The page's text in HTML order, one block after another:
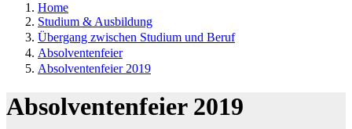
Home
Studium & Ausbildung
Übergang zwischen Studium und Beruf
Absolventenfeier
Absolventenfeier 2019
Absolventenfeier 2019